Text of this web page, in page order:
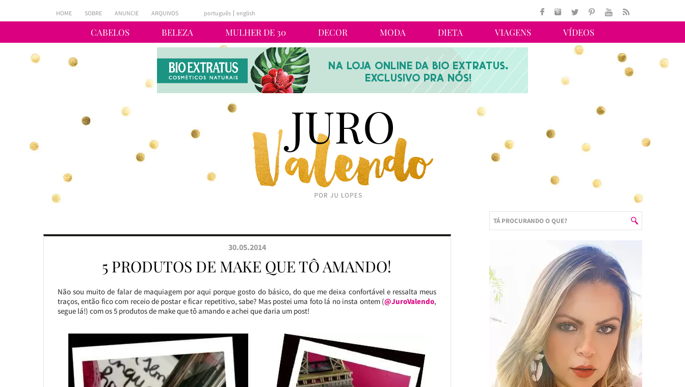
CABELOS BELEZA MULHER DE 30 DECOR MODA DIETA VIAGENS VÍDEOS
HOME SOBRE ANUNCIE ARQUIVOS português english
30.05.2014
5 PRODUTOS DE MAKE QUE TÔ AMANDO!
Não sou muito de falar de maquiagem por aqui porque gosto do básico, do que me deixa confortável e ressalta meus
traços, então fico com receio de postar e ficar repetitivo, sabe? Mas postei uma foto lá no insta ontem (@JuroValendo,
segue lá!) com os 5 produtos de make que tô amando e achei que daria um post!